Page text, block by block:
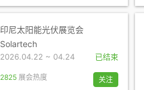
印尼太阳能光伏展览会
Solartech
2026.04.22 ~ 04.24 已结束
2825 展会热度 关注